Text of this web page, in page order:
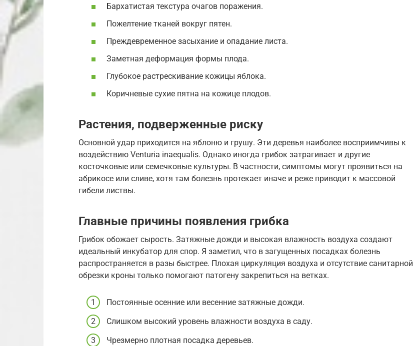
Бархатистая текстура очагов поражения.
Пожелтение тканей вокруг пятен.
Преждевременное засыхание и опадание листа.
Заметная деформация формы плода.
Глубокое растрескивание кожицы яблока.
Коричневые сухие пятна на кожице плодов.
Растения, подверженные риску
Основной удар приходится на яблоню и грушу. Эти деревья наиболее восприимчивы к
воздействию Venturia inaequalis. Однако иногда грибок затрагивает и другие
косточковые или семечковые культуры. В частности, симптомы могут проявиться на
абрикосе или сливе, хотя там болезнь протекает иначе и реже приводит к массовой
гибели листвы.
Главные причины появления грибка
Грибок обожает сырость. Затяжные дожди и высокая влажность воздуха создают
идеальный инкубатор для спор. Я заметил, что в загущенных посадках болезнь
распространяется в разы быстрее. Плохая циркуляция воздуха и отсутствие санитарной
обрезки кроны только помогают патогену закрепиться на ветках.
Постоянные осенние или весенние затяжные дожди.
Слишком высокий уровень влажности воздуха в саду.
Чрезмерно плотная посадка деревьев.